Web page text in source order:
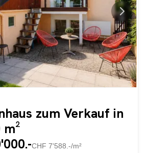
das durch einen
aufgewertet wird und eine
schafft. Renovierung der
eine voll ausgestattete
Verarbeitung für
Strategische Lage: Inmitten
zum Verkauf in
CHF 7'588.-/m²